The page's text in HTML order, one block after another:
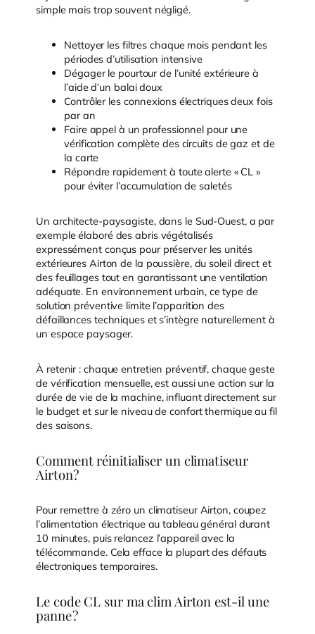
simple mais trop souvent négligé.
Nettoyer les filtres chaque mois pendant les
périodes d’utilisation intensive
Dégager le pourtour de l’unité extérieure à
l’aide d’un balai doux
Contrôler les connexions électriques deux fois
par an
Faire appel à un professionnel pour une
vérification complète des circuits de gaz et de
la carte
Répondre rapidement à toute alerte « CL »
pour éviter l’accumulation de saletés
Un architecte-paysagiste, dans le Sud-Ouest, a par
exemple élaboré des abris végétalisés
expressément conçus pour préserver les unités
extérieures Airton de la poussière, du soleil direct et
des feuillages tout en garantissant une ventilation
adéquate. En environnement urbain, ce type de
solution préventive limite l’apparition des
défaillances techniques et s’intègre naturellement à
un espace paysager.
À retenir : chaque entretien préventif, chaque geste
de vérification mensuelle, est aussi une action sur la
durée de vie de la machine, influant directement sur
le budget et sur le niveau de confort thermique au fil
des saisons.
Comment réinitialiser un climatiseur
Airton ?
Pour remettre à zéro un climatiseur Airton, coupez
l’alimentation électrique au tableau général durant
10 minutes, puis relancez l’appareil avec la
télécommande. Cela efface la plupart des défauts
électroniques temporaires.
Le code CL sur ma clim Airton est-il une
panne ?